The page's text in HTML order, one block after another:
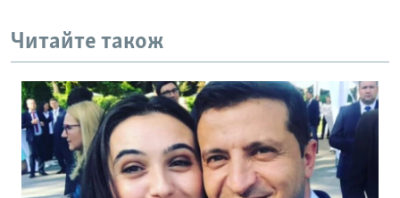
Читайте також